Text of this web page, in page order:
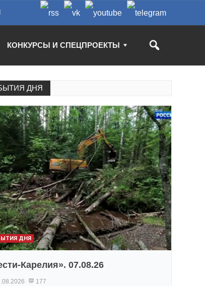
КОНКУРСЫ И СПЕЦПРОЕКТЫ
ДНЯ
ДНЯ
Карелия». 07.08.26
177